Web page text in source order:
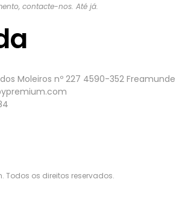
contacte-nos. Até já.
Moleiros nº 227 4590-352 Freamunde
Todos os direitos reservados.